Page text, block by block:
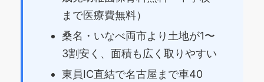
まで医療費無料）
桑名・いなべ両市より土地が1〜
3割安く、面積も広く取りやすい
東員IC直結で名古屋まで車40